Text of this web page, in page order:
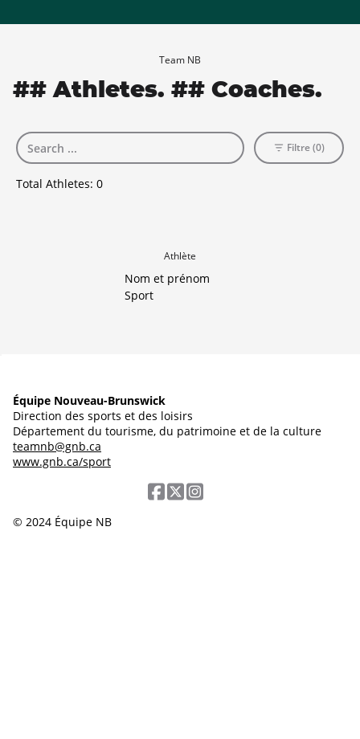
Team NB
## Athletes. ## Coaches.
Total Athletes: 0
Filtre (0)
Athlète
Nom et prénom
Sport
Équipe Nouveau-Brunswick
Direction des sports et des loisirs
Département du tourisme, du patrimoine et de la culture
teamnb@gnb.ca
www.gnb.ca/sport
© 2024 Équipe NB